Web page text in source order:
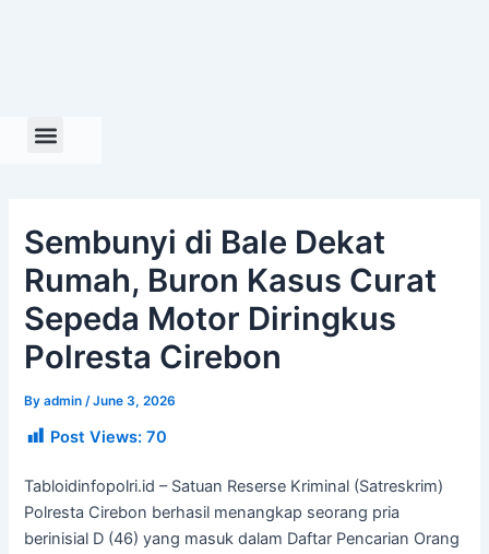
Sembunyi di Bale Dekat
Rumah, Buron Kasus Curat
Sepeda Motor Diringkus
Polresta Cirebon
Byadmin /June 3, 2026
Post Views: 70
Tabloidinfopolri.id – Satuan Reserse Kriminal (Satreskrim)
Polresta Cirebon berhasil menangkap seorang pria
berinisial D (46) yang masuk dalam Daftar Pencarian Orang